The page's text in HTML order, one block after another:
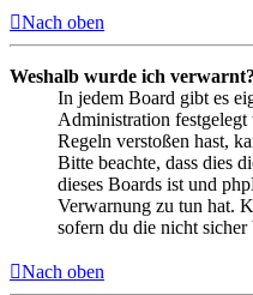
Nach oben
Weshalb wurde ich verwarnt?
In jedem Board gibt es
Administration festgelegt
Regeln verstoßen hast,
Bitte beachte, dass dies
dieses Boards ist und
Verwarnung zu tun hat.
sofern du die nicht
Nach oben